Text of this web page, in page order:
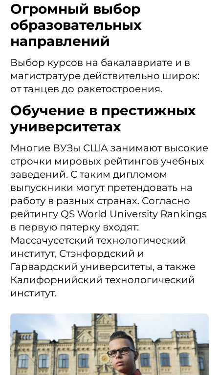
Огромный выбор
образовательных
направлений
Выбор курсов на бакалавриате и в
магистратуре действительно широк:
от танцев до ракетостроения.
Обучение в престижных
университетах
Многие ВУЗы США занимают высокие
строчки мировых рейтингов учебных
заведений. С таким дипломом
выпускники могут претендовать на
работу в разных странах. Согласно
рейтингу QS World University Rankings
в первую пятерку входят:
Массачусетский технологический
институт, Стэнфордский и
Гарвардский университеты, а также
Калифорнийский технологический
институт.